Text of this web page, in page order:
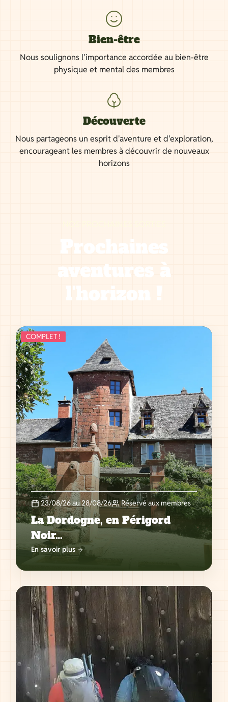
Bien-être
Nous soulignons l'importance accordée au bien-être
physique et mental des membres
Découverte
Nous partageons un esprit d'aventure et d'exploration,
encourageant les membres à découvrir de nouveaux
horizons
Prochaines
aventures à
l'horizon !
COMPLET !
23/08/26 au 28/08/26 Réservé aux membres
La Dordogne, en Périgord
Noir…
En savoir plus